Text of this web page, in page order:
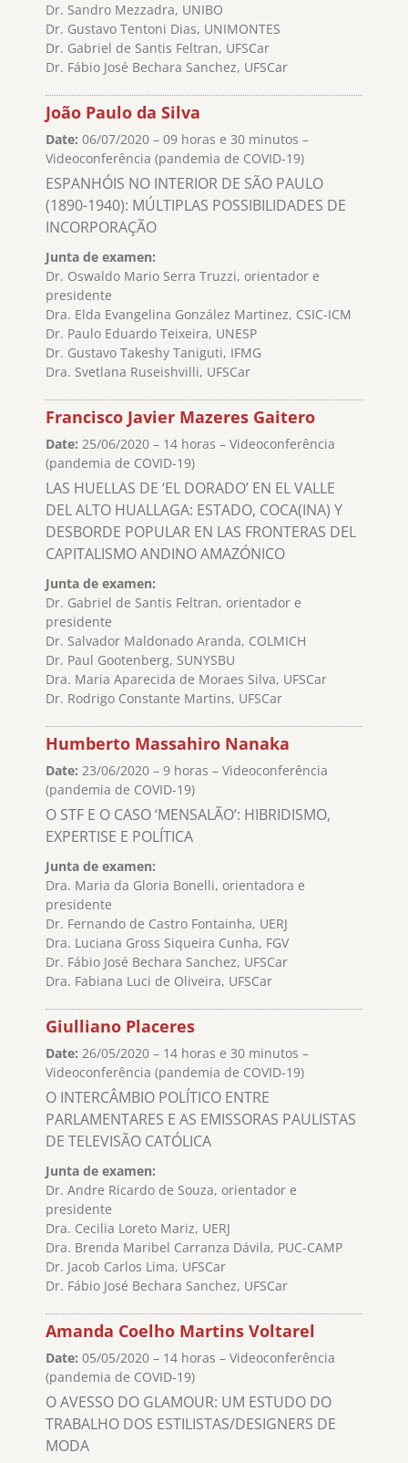
Dr. Sandro Mezzadra, UNIBO
Dr. Gustavo Tentoni Dias, UNIMONTES
Dr. Gabriel de Santis Feltran, UFSCar
Dr. Fábio José Bechara Sanchez, UFSCar
João Paulo da Silva
Date: 06/07/2020 – 09 horas e 30 minutos –
Videoconferência (pandemia de COVID-19)
ESPANHÓIS NO INTERIOR DE SÃO PAULO
(1890-1940): MÚLTIPLAS POSSIBILIDADES DE
INCORPORAÇÃO
Junta de examen:
Dr. Oswaldo Mario Serra Truzzi, orientador e
presidente
Dra. Elda Evangelina González Martinez, CSIC-ICM
Dr. Paulo Eduardo Teixeira, UNESP
Dr. Gustavo Takeshy Taniguti, IFMG
Dra. Svetlana Ruseishvilli, UFSCar
Francisco Javier Mazeres Gaitero
Date: 25/06/2020 – 14 horas – Videoconferência
(pandemia de COVID-19)
LAS HUELLAS DE ‘EL DORADO’ EN EL VALLE
DEL ALTO HUALLAGA: ESTADO, COCA(INA) Y
DESBORDE POPULAR EN LAS FRONTERAS DEL
CAPITALISMO ANDINO AMAZÓNICO
Junta de examen:
Dr. Gabriel de Santis Feltran, orientador e
presidente
Dr. Salvador Maldonado Aranda, COLMICH
Dr. Paul Gootenberg, SUNYSBU
Dra. Maria Aparecida de Moraes Silva, UFSCar
Dr. Rodrigo Constante Martins, UFSCar
Humberto Massahiro Nanaka
Date: 23/06/2020 – 9 horas – Videoconferência
(pandemia de COVID-19)
O STF E O CASO ‘MENSALÃO’: HIBRIDISMO,
EXPERTISE E POLÍTICA
Junta de examen:
Dra. Maria da Gloria Bonelli, orientadora e
presidente
Dr. Fernando de Castro Fontainha, UERJ
Dra. Luciana Gross Siqueira Cunha, FGV
Dr. Fábio José Bechara Sanchez, UFSCar
Dra. Fabiana Luci de Oliveira, UFSCar
Giulliano Placeres
Date: 26/05/2020 – 14 horas e 30 minutos –
Videoconferência (pandemia de COVID-19)
O INTERCÂMBIO POLÍTICO ENTRE
PARLAMENTARES E AS EMISSORAS PAULISTAS
DE TELEVISÃO CATÓLICA
Junta de examen:
Dr. Andre Ricardo de Souza, orientador e
presidente
Dra. Cecilia Loreto Mariz, UERJ
Dra. Brenda Maribel Carranza Dávila, PUC-CAMP
Dr. Jacob Carlos Lima, UFSCar
Dr. Fábio José Bechara Sanchez, UFSCar
Amanda Coelho Martins Voltarel
Date: 05/05/2020 – 14 horas – Videoconferência
(pandemia de COVID-19)
O AVESSO DO GLAMOUR: UM ESTUDO DO
TRABALHO DOS ESTILISTAS/DESIGNERS DE
MODA